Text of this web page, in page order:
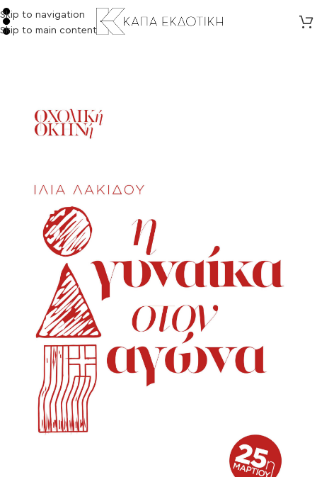
Skip to navigation
Skip to main content